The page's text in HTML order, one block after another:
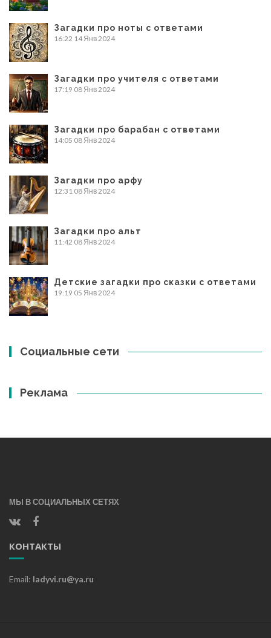
Загадки про ноты с ответами
16:22 14 Янв 2024
Загадки про учителя с ответами
17:19 08 Янв 2024
Загадки про барабан с ответами
14:05 08 Янв 2024
Загадки про арфу
12:31 08 Янв 2024
Загадки про альт
11:42 08 Янв 2024
Детские загадки про сказки с ответами
19:19 05 Янв 2024
Социальные сети
Реклама
МЫ В СОЦИАЛЬНЫХ СЕТЯХ
КОНТАКТЫ
Email: ladyvi.ru@ya.ru